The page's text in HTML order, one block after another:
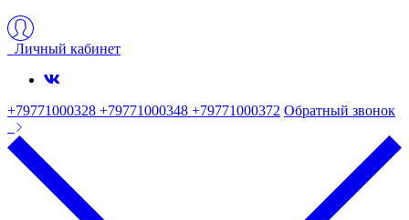
Личный кабинет
+79771000328 +79771000348 +79771000372 Обратный звонок